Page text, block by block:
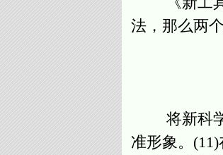
法，那么两
将新科学
准形象。